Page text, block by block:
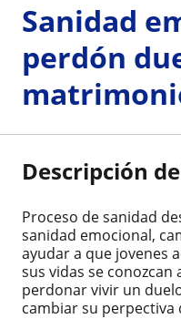
Sanidad
perdón
Descripción
Proceso de sanidad
sanidad emocional,
ayudar a que jovenes
sus vidas se
perdonar vivir un
cambiar su perpectiva